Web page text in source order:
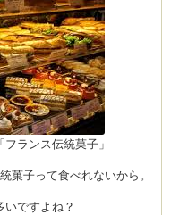
ランス伝統菓子」
菓子って食べれないから。
いですよね？